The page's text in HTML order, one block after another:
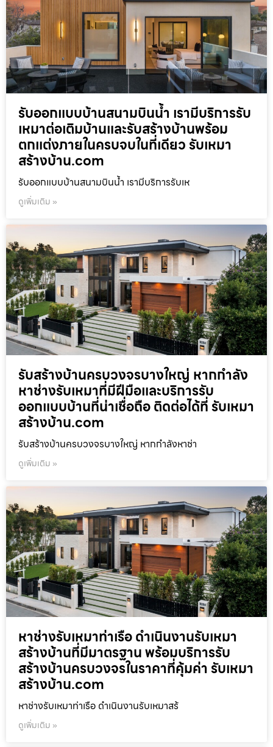
รับออกแบบบ้านสนามบินน้ำ เรามีบริการรับ
เหมาต่อเติมบ้านและรับสร้างบ้านพร้อม
ตกแต่งภายในครบจบในที่เดียว รับเหมา
สร้างบ้าน.com
รับออกแบบบ้านสนามบินน้ำ เรามีบริการรับเห
ดูเพิ่มเติม »
รับสร้างบ้านครบวงจรบางใหญ่ หากกำลัง
หาช่างรับเหมาที่มีฝีมือและบริการรับ
ออกแบบบ้านที่น่าเชื่อถือ ติดต่อได้ที่ รับเหมา
สร้างบ้าน.com
รับสร้างบ้านครบวงจรบางใหญ่ หากกำลังหาช่า
ดูเพิ่มเติม »
หาช่างรับเหมาท่าเรือ ดำเนินงานรับเหมา
สร้างบ้านที่มีมาตรฐาน พร้อมบริการรับ
สร้างบ้านครบวงจรในราคาที่คุ้มค่า รับเหมา
สร้างบ้าน.com
หาช่างรับเหมาท่าเรือ ดำเนินงานรับเหมาสร้
ดูเพิ่มเติม »